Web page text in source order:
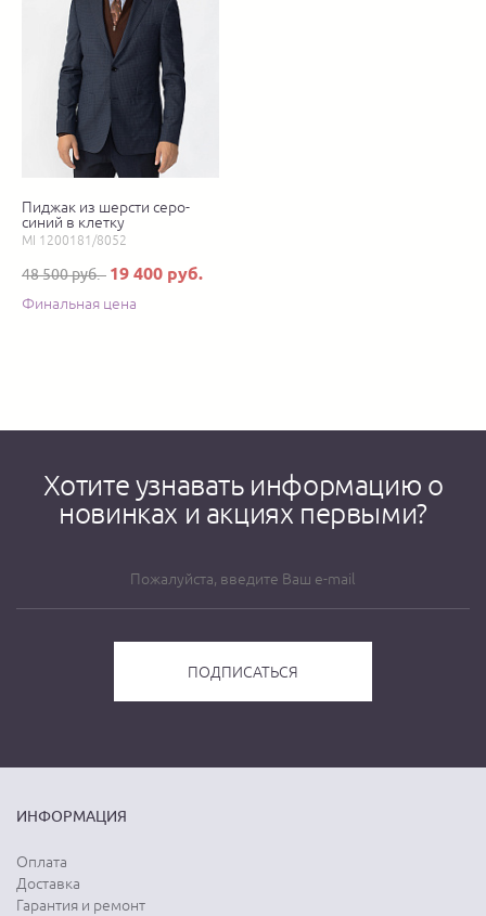
Пиджак из шерсти серо-
синий в клетку
MI 1200181/8052
48 500 руб. 19 400 руб.
Финальная цена
Хотите узнавать информацию о
новинках и акциях первыми?
ИНФОРМАЦИЯ
Оплата
Доставка
Гарантия и ремонт